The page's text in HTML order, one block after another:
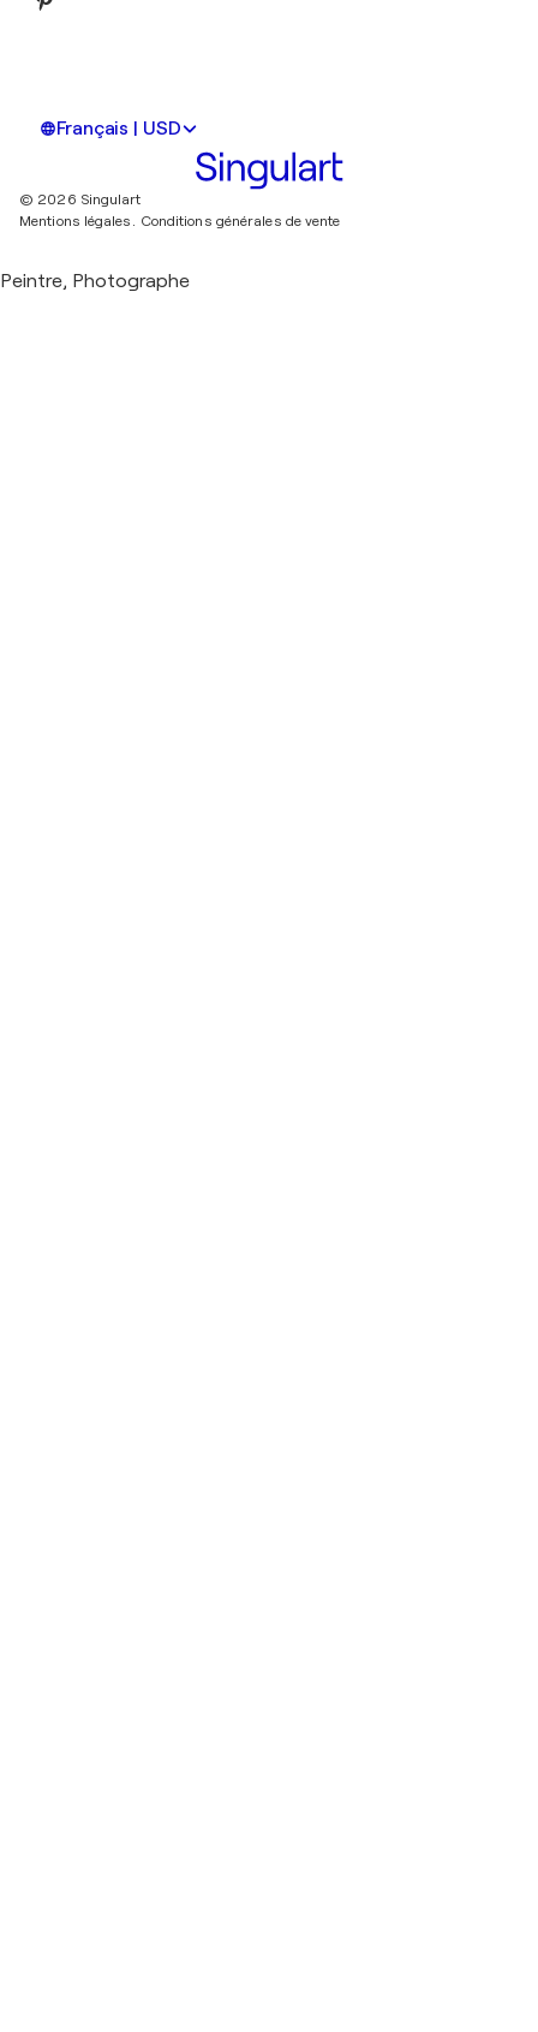
Français | USD
© 2026 Singulart
Mentions légales.
Conditions générales de vente
Peintre, Photographe